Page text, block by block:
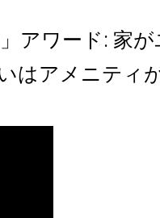
」アワード: 家
はアメニティ